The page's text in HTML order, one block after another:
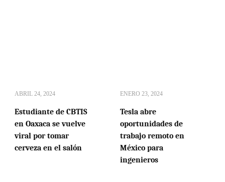
ABRIL 24, 2024
Estudiante de CBTIS
en Oaxaca se vuelve
viral por tomar
cerveza en el salón
ENERO 23, 2024
Tesla abre
oportunidades de
trabajo remoto en
México para
ingenieros